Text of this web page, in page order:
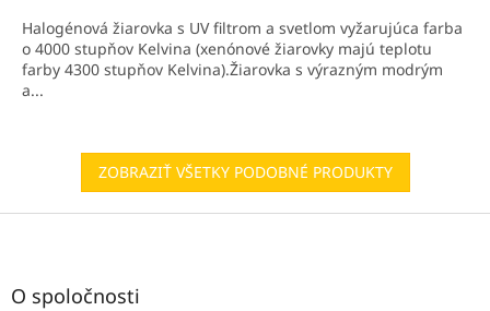
z
5
hviezdičiek.
Halogénová žiarovka s UV filtrom a svetlom vyžarujúca farba
o 4000 stupňov Kelvina (xenónové žiarovky majú teplotu
farby 4300 stupňov Kelvina).Žiarovka s výrazným modrým
a...
ZOBRAZIŤ VŠETKY PODOBNÉ PRODUKTY
Z
O spoločnosti